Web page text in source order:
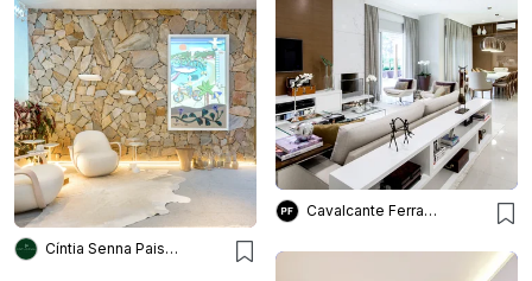
Cavalcante Ferraz Arquitetura + Design
Cíntia Senna Paisagismo